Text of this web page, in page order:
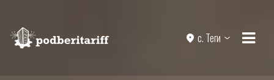
с. Теги